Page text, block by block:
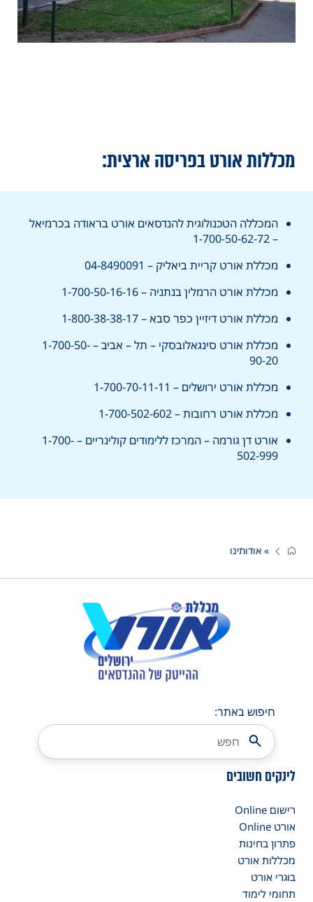
מכללות אורט בפריסה ארצית:
המכללה הטכנולוגית להנדסאים אורט בראודה בכרמיאל
– 1-700-50-62-72
מכללת אורט קריית ביאליק – 04-8490091
מכללת אורט הרמלין בנתניה – 1-700-50-16-16
מכללת אורט דיזיין כפר סבא – 1-800-38-38-17
מכללת אורט סינגאלובסקי – תל – אביב – 1-700-50-
90-20
מכללת אורט ירושלים – 1-700-70-11-11
מכללת אורט רחובות – 1-700-502-602
אורט דן גורמה – המרכז ללימודים קולינריים – 1-700-
502-999
» אודותינו
חיפוש באתר:
לינקים חשובים
רישום Online
אורט Online
פתרון בחינות
מכללות אורט
בוגרי אורט
תחומי לימוד